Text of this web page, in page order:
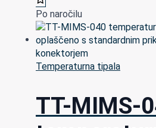
Po naročilu
Temperaturna tipala
TT-MIMS-